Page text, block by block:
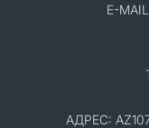
E-
АДРЕС: